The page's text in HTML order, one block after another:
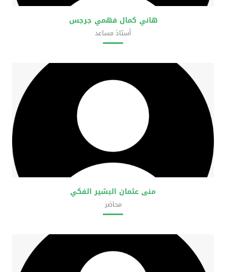
هاني كمال فهمي جرجس
أستاذ مساعد
منى عثمان البشير الفكي
محاضر